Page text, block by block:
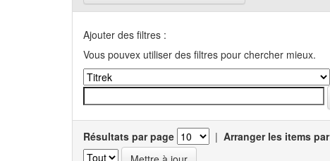
Ajouter des filtres :
Vous pouvex utiliser des filtres pour chercher mieux.
Résultats par page | Arranger les items par